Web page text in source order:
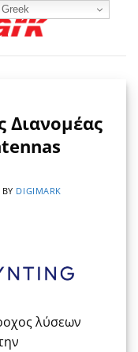
Διανομέας
BY DIGIMARK
λύσεων
Greek